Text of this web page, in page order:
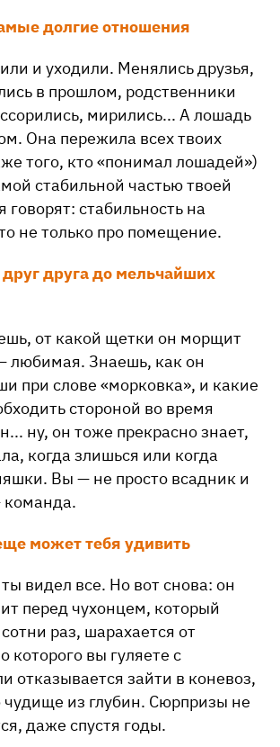
долгие отношения
и уходили. Менялись друзья,
в прошлом, родственники
мирились... А лошадь
Она пережила всех твоих
того, кто «понимал лошадей»)
стабильной частью твоей
стабильность на
не только про помещение.
друга до мельчайших
от какой щетки он морщит
любимая. Знаешь, как он
при слове «морковка», и какие
стороной во время
ну, он тоже прекрасно знает,
когда злишься или когда
Вы — не просто всадник и
может тебя удивить
видел все. Но вот снова: он
перед чухонцем, который
раз, шарахается от
которого вы гуляете с
отказывается зайти в коневоз,
чудище из глубин. Сюрпризы не
даже спустя годы.